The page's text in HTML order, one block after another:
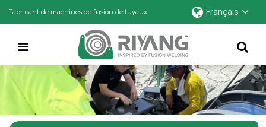
Fabricant de machines de fusion de tuyaux Français